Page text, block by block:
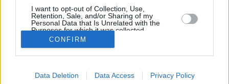
I want to opt-out of Collection, Use,
Retention, Sale, and/or Sharing of my
Personal Data that Is Unrelated with the
Purposes for which it was collected.
Opted InCONFIRM
Data Deletion Data Access Privacy Policy
lämpimänä päivänä 31 asteen lukemia.
Entä muut kuukaudet? Miten lämmintä Münchenissä on
ollut...